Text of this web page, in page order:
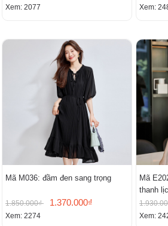
Xem: 2077 Xem:
Mã M036: đầm đen sang trọng
1.850.000₫ 1.370.000₫
Xem: 2274
Mã
thanh
mới
Xem: